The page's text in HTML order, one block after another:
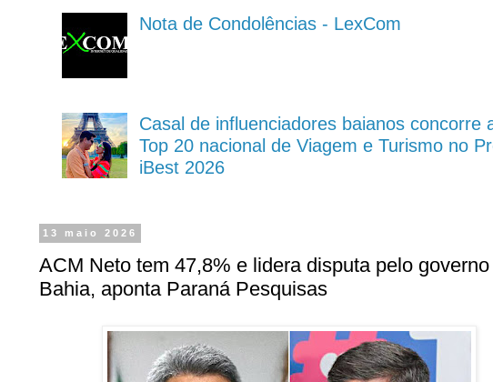
Nota de Condolências - LexCom
Casal de influenciadores baianos concorre
Top 20 nacional de Viagem e Turismo no
iBest 2026
13 maio 2026
ACM Neto tem 47,8% e lidera disputa pelo
Bahia, aponta Paraná Pesquisas